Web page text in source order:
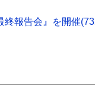
終報告会』を開催